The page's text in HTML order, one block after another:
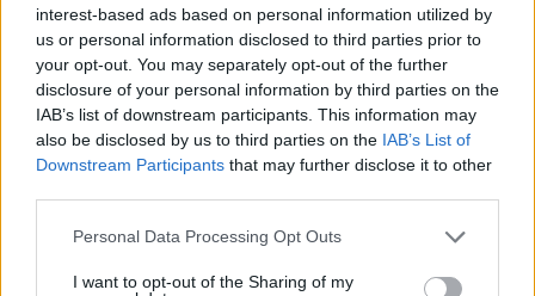
interest-based ads based on personal information utilized by
us or personal information disclosed to third parties prior to
your opt-out. You may separately opt-out of the further
disclosure of your personal information by third parties on the
IAB’s list of downstream participants. This information may
also be disclosed by us to third parties on the IAB’s List of
Downstream Participants that may further disclose it to other
Please note that this website/app uses one or more Google
not limited to your visit or usage behaviour. You may click to
Personal Data Processing Opt Outs
I want to opt-out of the Sharing of my
αυτός δεν κατάλαβε
05.07.2023, 10:19
ότι η αποστολή αυτοδυναμίας της νδ επιτεύχθηκε και
συνεχίζει τα αυτογκόλ...
ΑΠΑΝΤΗΣΗ
05.07.2023, 09:59
σας χάλασαν τη σούπα οι καινούργιοι ,νομίζατε ότι θα